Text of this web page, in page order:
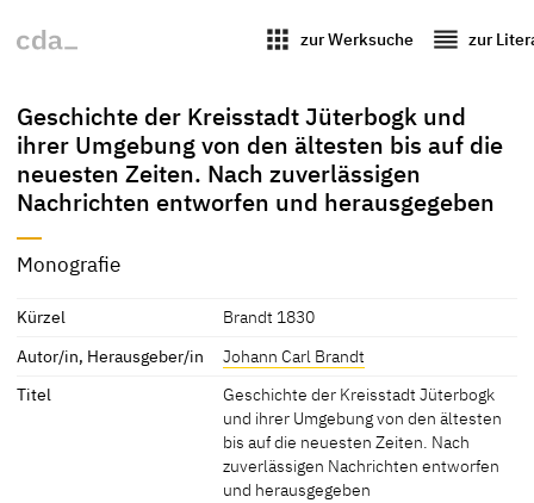
apps zur Werksuche reorder zur
Geschichte der Kreisstadt Jüterbogk und
ihrer Umgebung von den ältesten bis auf die
neuesten Zeiten. Nach zuverlässigen
Nachrichten entworfen und herausgegeben
Monografie
Kürzel
Brandt 1830
Autor/in, Herausgeber/in
Johann Carl Brandt
Titel
Geschichte der Kreisstadt Jüterbogk
und ihrer Umgebung von den ältesten
bis auf die neuesten Zeiten. Nach
zuverlässigen Nachrichten entworfen
und herausgegeben